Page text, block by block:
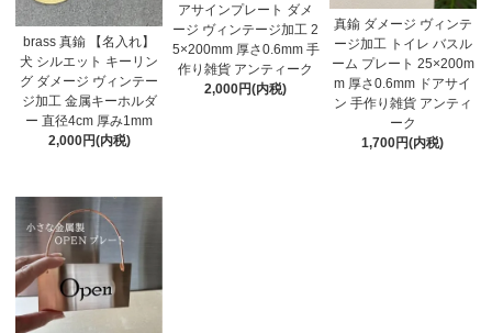
brass 真鍮 【名入れ】
犬 シルエット キーリン
グ ダメージ ヴィンテー
ジ加工 金属キーホルダ
ー 直径4cm 厚み1mm
2,000円(内税)
アサインプレート ダメ
ージ ヴィンテージ加工 2
5×200mm 厚さ0.6mm 手
作り雑貨 アンティーク
2,000円(内税)
真鍮 ダメージ ヴィンテ
ージ加工 トイレ バスル
ーム プレート 25×200m
m 厚さ0.6mm ドアサイ
ン 手作り雑貨 アンティ
ーク
1,700円(内税)